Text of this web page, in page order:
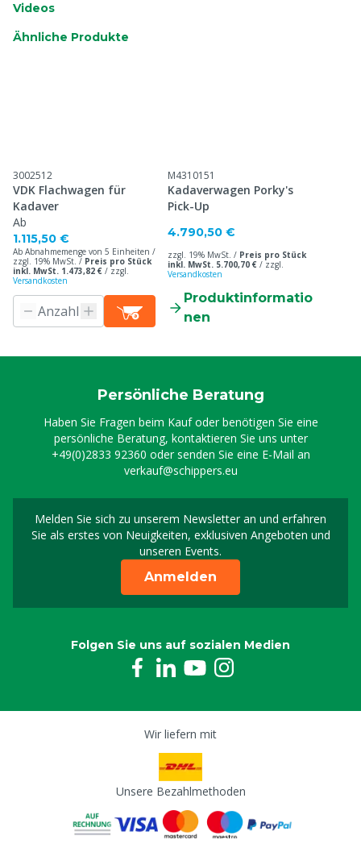
Videos
Ähnliche Produkte
3002512
VDK Flachwagen für
Kadaver
Ab
1.115,50 €
Ab Abnahmemenge von 5 Einheiten /
zzgl. 19% MwSt. / Preis pro Stück
inkl. MwSt. 1.473,82 € / zzgl.
Versandkosten
M4310151
Kadaverwagen Porky's
Pick-Up
4.790,50 €
zzgl. 19% MwSt. / Preis pro Stück
inkl. MwSt. 5.700,70 € / zzgl.
Versandkosten
Produktinformatio
nen
Persönliche Beratung
Haben Sie Fragen beim Kauf oder benötigen Sie eine
persönliche Beratung, kontaktieren Sie uns unter
+49(0)2833 92360 oder senden Sie eine E-Mail an
verkauf@schippers.eu
Melden Sie sich zu unserem Newsletter an und erfahren
Sie als erstes von Neuigkeiten, exklusiven Angeboten und
unseren Events.
Melden Sie sich für
Anmelden
Folgen Sie uns auf sozialen Medien
Wir liefern mit
Unsere Bezahlmethoden